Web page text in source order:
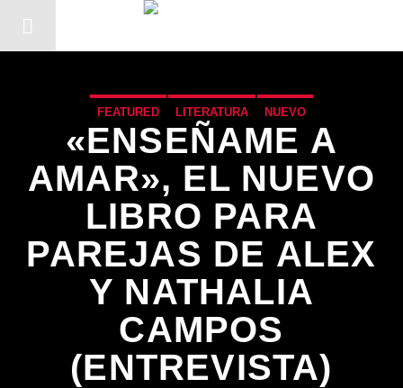
CANCIÓN ACTUAL
FEATURED LITERATURA NUEVO
«ENSEÑAME A
AMAR», EL NUEVO
LIBRO PARA
PAREJAS DE ALEX
Y NATHALIA
CAMPOS
(ENTREVISTA)